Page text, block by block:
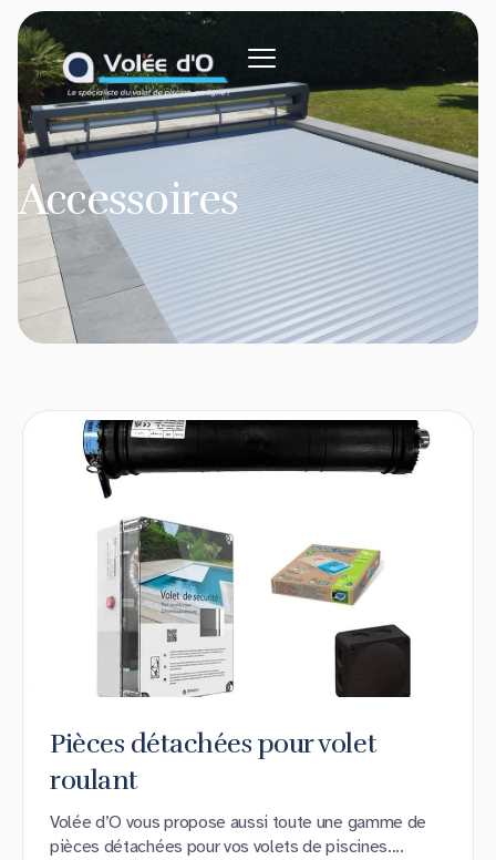
Accessoires
Pièces détachées pour volet
roulant
Volée d’O vous propose aussi toute une gamme de
pièces détachées pour vos volets de piscines....